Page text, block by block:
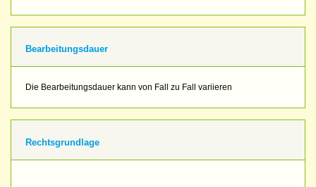
Bearbeitungsdauer
Die Bearbeitungsdauer kann von Fall zu Fall variieren
Rechtsgrundlage